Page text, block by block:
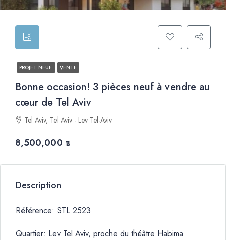
PROJET NEUF VENTE
Bonne occasion! 3 pièces neuf à vendre au
cœur de Tel Aviv
Tel Aviv, Tel Aviv - Lev Tel-Aviv
8,500,000 ₪
Description
Référence: STL 2523
Quartier: Lev Tel Aviv, proche du théâtre Habima